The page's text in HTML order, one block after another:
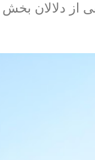
از دلالان